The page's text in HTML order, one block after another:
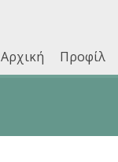
Αρχική Προφίλ